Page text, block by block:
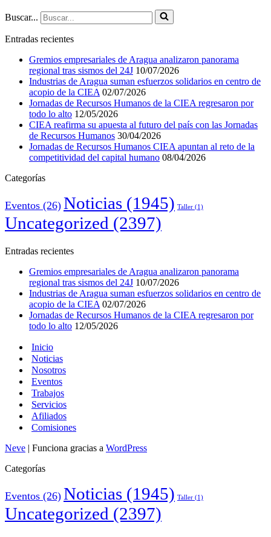
Buscar...
Entradas recientes
Gremios empresariales de Aragua analizaron panorama
regional tras sismos del 24J 10/07/2026
Industrias de Aragua suman esfuerzos solidarios en centro de
acopio de la CIEA 02/07/2026
Jornadas de Recursos Humanos de la CIEA regresaron por
todo lo alto 12/05/2026
CIEA reafirma su apuesta al futuro del país con las Jornadas
de Recursos Humanos 30/04/2026
Jornadas de Recursos Humanos CIEA apuntan al reto de la
competitividad del capital humano 08/04/2026
Categorías
Eventos (26) Noticias (1945) Taller (1)
Uncategorized (2397)
Entradas recientes
Gremios empresariales de Aragua analizaron panorama
regional tras sismos del 24J 10/07/2026
Industrias de Aragua suman esfuerzos solidarios en centro de
acopio de la CIEA 02/07/2026
Jornadas de Recursos Humanos de la CIEA regresaron por
todo lo alto 12/05/2026
Inicio
Noticias
Nosotros
Eventos
Trabajos
Servicios
Afiliados
Comisiones
Neve | Funciona gracias a WordPress
Categorías
Eventos (26) Noticias (1945) Taller (1)
Uncategorized (2397)